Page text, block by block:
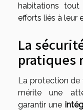
habitations
efforts liés à leur
La
pratiques
La protection de
mérite une
garantir une